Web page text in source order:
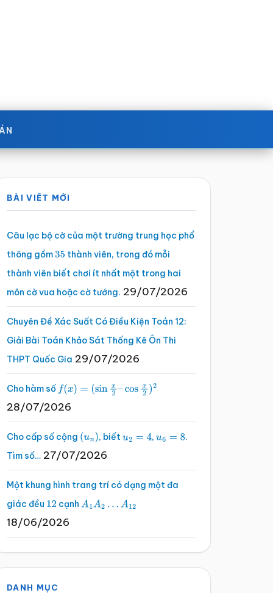
chính
BÀI VIẾT MỚI
Câu lạc bộ cờ của một trường trung học phổ
thông gồm35 thành viên, trong đó mỗi
thành viên biết chơi ít nhất một trong hai
môn cờ vua hoặc cờ tướng. 29/07/2026
Chuyên Đề Xác Suất Có Điều Kiện Toán 12:
Giải Bài Toán Khảo Sát Thống Kê Ôn Thi
THPT Quốc Gia 29/07/2026
Cho hàm số f(x)=(sinx2 –cosx2 )2
28/07/2026
Cho cấp số cộng (un), biếtu2 =4 , u6 =8
.
Tìm số… 27/07/2026
Một khung hình trang trí có dạng một đa
giác đều 12 cạnh A1A2…A 12
18/06/2026
DANH MỤC